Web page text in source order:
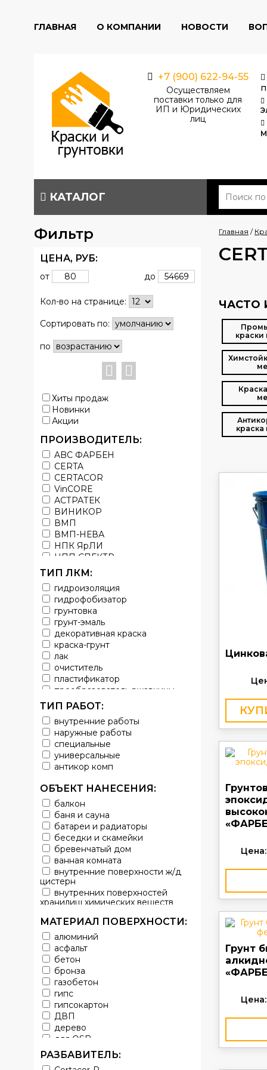
ГЛАВНАЯ О КОМПАНИИ НОВОСТИ
+7 (900) 622-94-55
Осуществляем
поставки только для
ИП и Юридических
лиц
КАТАЛОГ
Фильтр
ЦЕНА, РУБ:
от до
Кол-во на странице:
Сортировать по:
по
Хиты продаж
Новинки
Акции
ПРОИЗВОДИТЕЛЬ:
ABC ФАРБЕН
CERTA
CERTACOR
VinCORE
АСТРАТЕК
ВИНИКОР
ВМП
ВМП-НЕВА
НПК ЯрЛИ
НПП СПЕКТР
НПФ ЭМАЛЬ
ТЕРМА
УРЕПЛЕН
ТИП ЛКМ:
гидроизоляция
гидрофобизатор
грунтовка
грунт-эмаль
декоративная краска
краска-грунт
лак
очиститель
пластификатор
преобразователь ржавчины
эмаль
Краска
Покрытие
грунт эмаль
защитное покрытие
ТИП РАБОТ:
внутренние работы
наружные работы
специальные
универсальные
антикор комп
ОБЪЕКТ НАНЕСЕНИЯ:
балкон
баня и сауна
батареи и радиаторы
беседки и скамейки
бревенчатый дом
ванная комната
внутренние поверхности ж/д
цистерн
внутренних поверхностей
хранилищ химических веществ
ворота
выхлопные системы
автомобилей
газопроводы
гараж
гидротехнические сооружения
городской транспорт
грузовые вагоны
двери металлические
детали двигателей
детали машин
для автомобилей
МАТЕРИАЛ ПОВЕРХНОСТИ:
алюминий
асфальт
бетон
бронза
газобетон
гипс
гипсокартон
ДВП
дерево
для OSB
для бетона
для гипса
РАЗБАВИТЕЛЬ:
Главная /
ЧАСТО
краски
краска
Цена:
Грунт
Цена: